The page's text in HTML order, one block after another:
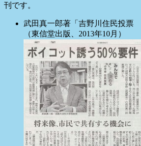
刊です。
武田真一郎著「吉野川住民投票
（東信堂出版、2013年10月）